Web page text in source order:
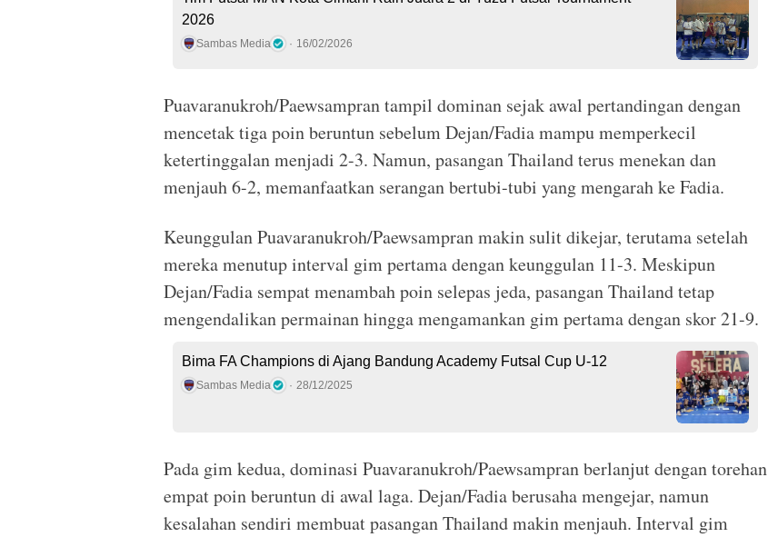
2026
Sambas Media 16/02/2026
Puavaranukroh/Paewsampran tampil dominan sejak awal pertandingan dengan
mencetak tiga poin beruntun sebelum Dejan/Fadia mampu memperkecil
ketertinggalan menjadi 2-3. Namun, pasangan Thailand terus menekan dan
menjauh 6-2, memanfaatkan serangan bertubi-tubi yang mengarah ke Fadia.
Keunggulan Puavaranukroh/Paewsampran makin sulit dikejar, terutama setelah
mereka menutup interval gim pertama dengan keunggulan 11-3. Meskipun
Dejan/Fadia sempat menambah poin selepas jeda, pasangan Thailand tetap
mengendalikan permainan hingga mengamankan gim pertama dengan skor 21-9.
Bima FA Champions di Ajang Bandung Academy Futsal Cup U-12
Sambas Media 28/12/2025
Pada gim kedua, dominasi Puavaranukroh/Paewsampran berlanjut dengan torehan
empat poin beruntun di awal laga. Dejan/Fadia berusaha mengejar, namun
kesalahan sendiri membuat pasangan Thailand makin menjauh. Interval gim